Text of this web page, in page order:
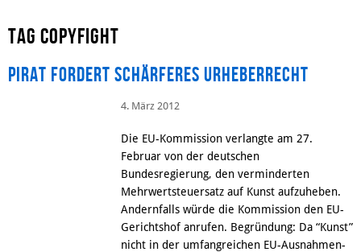
Tag copyfight
Pirat fordert schärferes Urheberrecht
4. März 2012
Die EU-Kommission verlangte am 27.
Februar von der deutschen
Bundesregierung, den verminderten
Mehrwertsteuersatz auf Kunst aufzuheben.
Andernfalls würde die Kommission den EU-
Gerichtshof anrufen. Begründung: Da “Kunst”
nicht in der umfangreichen EU-Ausnahmen-